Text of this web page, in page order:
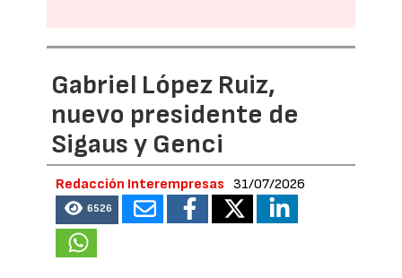
Gabriel López Ruiz,
nuevo presidente de
Sigaus y Genci
Redacción Interempresas 31/07/2026
6526